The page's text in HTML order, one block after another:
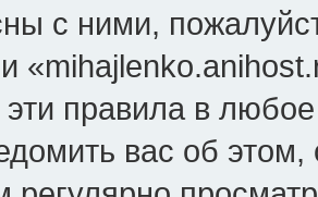
с ними,
эти правила в
вас об